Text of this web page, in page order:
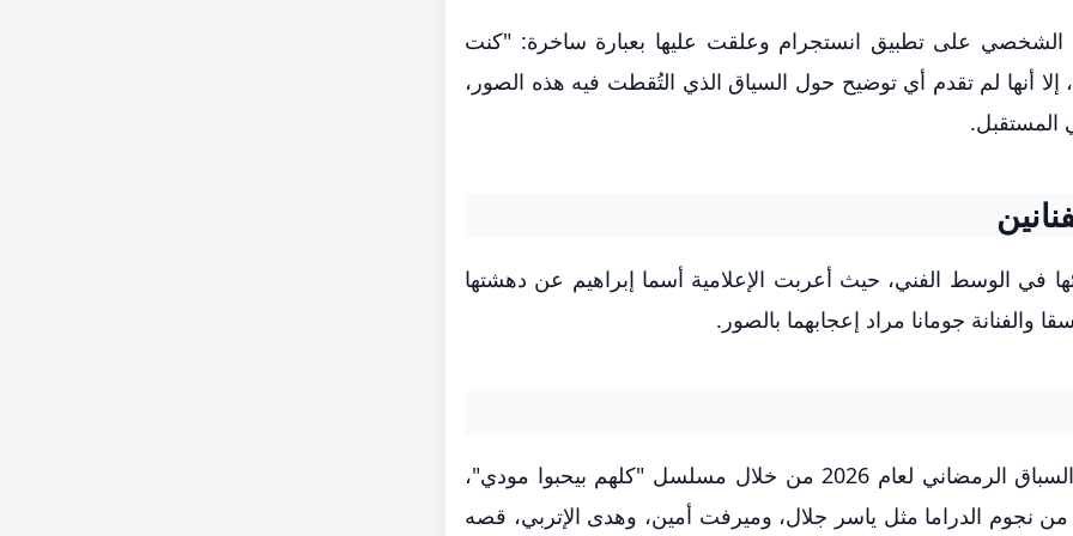
الشخصي على تطبيق انستجرام وعلقت عليها بعبارة ساخرة: "كنت
أنها لم تقدم أي توضيح حول السياق الذي التُقطت فيه هذه الصور،
المستقبل.
في الوسط الفني، حيث أعربت الإعلامية أسما إبراهيم عن دهشتها
والفنانة جومانا مراد إعجابهما بالصور.
على صعيد آخر، تستعد آيتن عامر للمشاركة في السباق الرمضاني لعام 2026 من خلال مسلسل "كلهم بيحبوا مودي"،
من نجوم الدراما مثل ياسر جلال، وميرفت أمين، وهدى الإتربي، قصه